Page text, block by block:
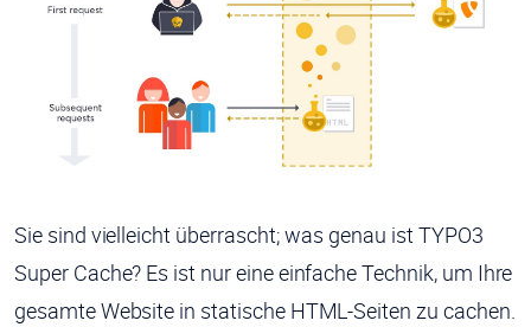
Sie sind vielleicht überrascht; was genau ist TYPO3
Super Cache? Es ist nur eine einfache Technik, um Ihre
gesamte Website in statische HTML-Seiten zu cachen.